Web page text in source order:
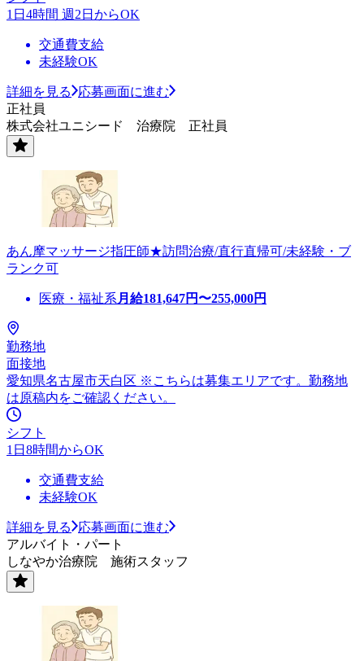
1日4時間 週2日からOK
交通費支給
未経験OK
詳細を見る
応募画面に進む
正社員
株式会社ユニシード 治療院 正社員
あん摩マッサージ指圧師★訪問治療/直行直帰可/未経験・ブ
ランク可
医療・福祉系 月給181,647円〜255,000円
勤務地
面接地
愛知県名古屋市天白区 ※こちらは募集エリアです。勤務地
は原稿内をご確認ください。
シフト
1日8時間からOK
交通費支給
未経験OK
詳細を見る
応募画面に進む
アルバイト・パート
しなやか治療院 施術スタッフ